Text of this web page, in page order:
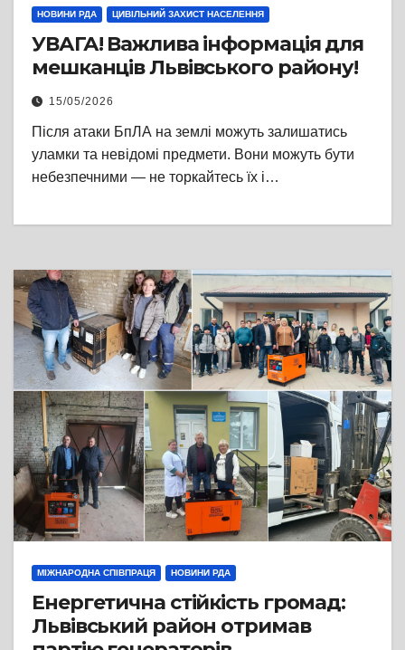
НОВИНИ РДА ЦИВІЛЬНИЙ ЗАХИСТ НАСЕЛЕННЯ
УВАГА! Важлива інформація для
мешканців Львівського району!
15/05/2026
Після атаки БпЛА на землі можуть залишатись
уламки та невідомі предмети. Вони можуть бути
небезпечними — не торкайтесь їх і…
МІЖНАРОДНА СПІВПРАЦЯ НОВИНИ РДА
Енергетична стійкість громад:
Львівський район отримав